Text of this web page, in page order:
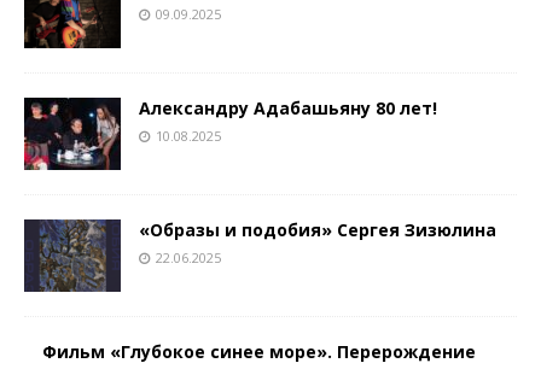
09.09.2025
Александру Адабашьяну 80 лет!
10.08.2025
«Образы и подобия» Сергея Зизюлина
22.06.2025
Фильм «Глубокое синее море». Перерождение